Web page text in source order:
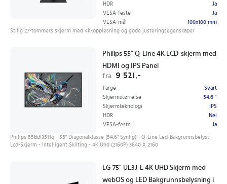
HDR
Ja
VESA-feste
Ja
VESA-mål
100x100 mm
Stilig 27-tommers skjerm med 4K-oppløsning og gode justeringsegenskaper
Philips 55" Q-Line 4K LCD-skjerm med
HDMI og IPS Panel
fra
9 521,-
Farge
Svart
Skjermstørrelse
54.6 "
Skjermteknologi
IPS
HDR
Nei
VESA-feste
Ja
Philips 55Bdl3511q - 55" Diagonalklasse (54.6" Synlig) - Q-Line Led-Bakgrunnsbelyst
Lcd-Skjerm - Intelligent Skilting - 4K Uhd (2160P) 3840 X 2160
LG 75" UL3J-E 4K UHD Skjerm med
webOS og LED Bakgrunnsbelysning i